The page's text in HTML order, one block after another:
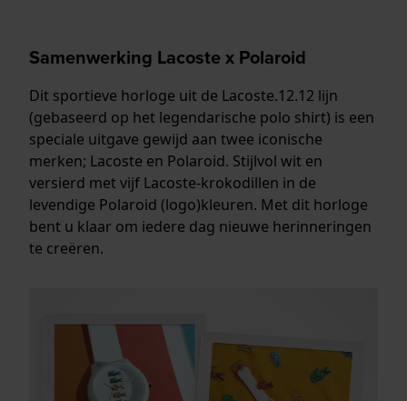
Samenwerking Lacoste x Polaroid
Dit sportieve horloge uit de Lacoste.12.12 lijn
(gebaseerd op het legendarische polo shirt) is een
speciale uitgave gewijd aan twee iconische
merken; Lacoste en Polaroid. Stijlvol wit en
versierd met vijf Lacoste-krokodillen in de
levendige Polaroid (logo)kleuren. Met dit horloge
bent u klaar om iedere dag nieuwe herinneringen
te creëren.